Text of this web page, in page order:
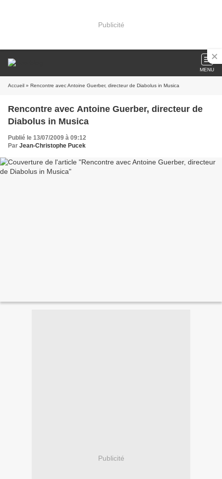
Publicité
MENU
Accueil » Rencontre avec Antoine Guerber, directeur de Diabolus in Musica
Rencontre avec Antoine Guerber, directeur de
Diabolus in Musica
Publié le 13/07/2009 à 09:12
Par Jean-Christophe Pucek
Publicité